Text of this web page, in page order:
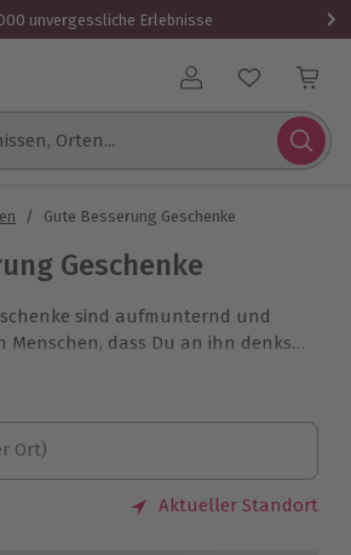
unvergessliche Erlebnisse
Benutzerkonto
Orten...
/ Gute Besserung Geschenke
Geschenke
sind aufmunternd und
Menschen, dass Du an ihn denkst,
nicht gut geht. Damit
und hilfst sogar bei der
Ort)
Aktueller Standort